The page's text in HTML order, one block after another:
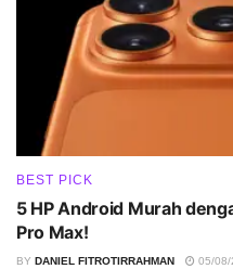
BEST PICK
5 HP Android Murah
Pro Max!
BY DANIEL FITROTIRRAHMAN 05/08/